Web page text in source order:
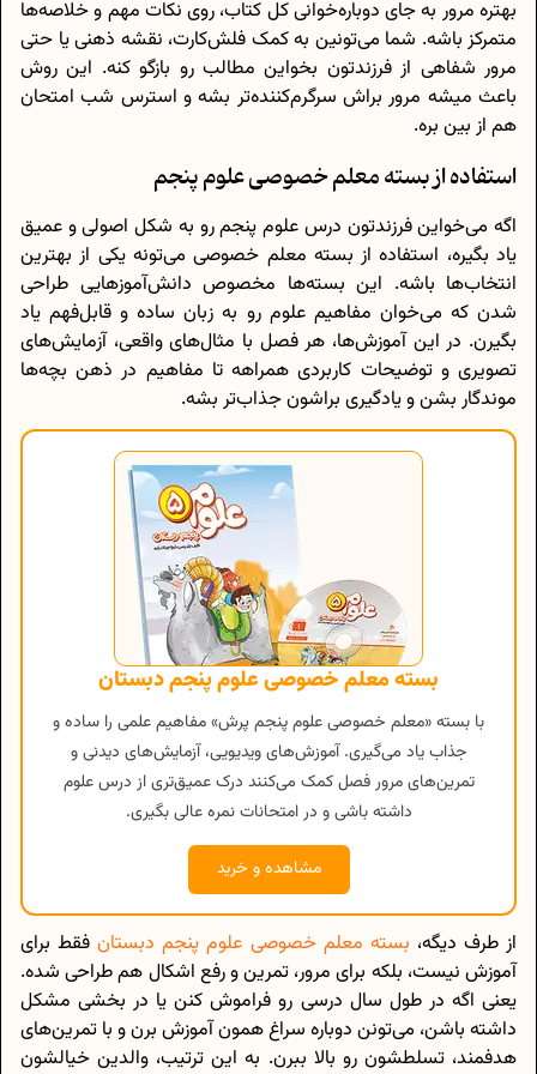
بهتره مرور به جای دوباره‌خوانی کل کتاب، روی نکات مهم و خلاصه‌ها
متمرکز باشه. شما می‌تونین به کمک فلش‌کارت، نقشه ذهنی یا حتی
مرور شفاهی از فرزندتون بخواین مطالب رو بازگو کنه. این روش
باعث میشه مرور براش سرگرم‌کننده‌تر بشه و استرس شب امتحان
هم از بین بره.
استفاده از بسته معلم خصوصی علوم پنجم
اگه می‌خواین فرزندتون درس علوم پنجم رو به شکل اصولی و عمیق
یاد بگیره، استفاده از بسته معلم خصوصی می‌تونه یکی از بهترین
انتخاب‌ها باشه. این بسته‌ها مخصوص دانش‌آموزهایی طراحی
شدن که می‌خوان مفاهیم علوم رو به زبان ساده و قابل‌فهم یاد
بگیرن. در این آموزش‌ها، هر فصل با مثال‌های واقعی، آزمایش‌های
تصویری و توضیحات کاربردی همراهه تا مفاهیم در ذهن بچه‌ها
موندگار بشن و یادگیری براشون جذاب‌تر بشه.
بسته معلم خصوصی علوم پنجم دبستان
با بسته «معلم خصوصی علوم پنجم پرش» مفاهیم علمی را ساده و
جذاب یاد می‌گیری. آموزش‌های ویدیویی، آزمایش‌های دیدنی و
تمرین‌های مرور فصل کمک می‌کنند درک عمیق‌تری از درس علوم
داشته باشی و در امتحانات نمره عالی بگیری.
مشاهده و خرید
از طرف دیگه، بسته معلم خصوصی علوم پنجم دبستانفقط برای
آموزش نیست، بلکه برای مرور، تمرین و رفع اشکال هم طراحی شده.
یعنی اگه در طول سال درسی رو فراموش کنن یا در بخشی مشکل
داشته باشن، می‌تونن دوباره سراغ همون آموزش برن و با تمرین‌های
هدفمند، تسلطشون رو بالا ببرن. به این ترتیب، والدین خیالشون